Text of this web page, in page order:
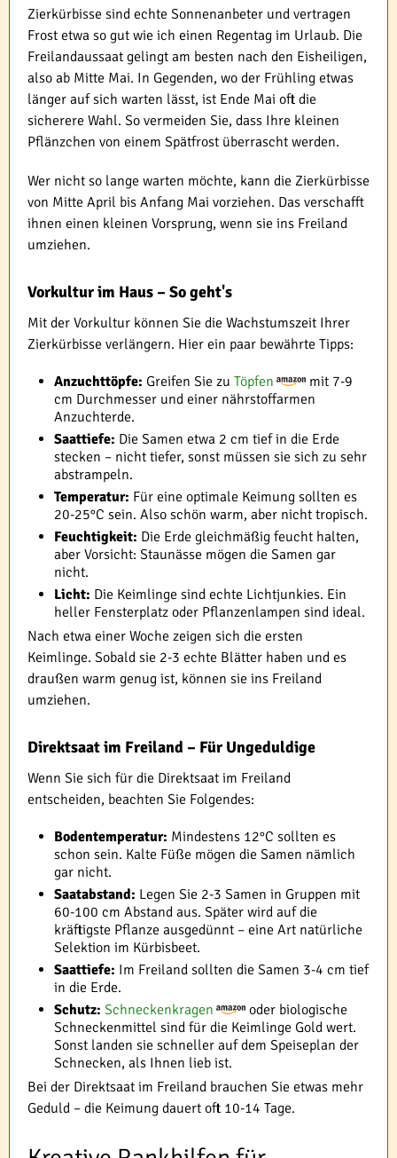
Zierkürbisse sind echte Sonnenanbeter und vertragen
Frost etwa so gut wie ich einen Regentag im Urlaub. Die
Freilandaussaat gelingt am besten nach den Eisheiligen,
also ab Mitte Mai. In Gegenden, wo der Frühling etwas
länger auf sich warten lässt, ist Ende Mai oft die
sicherere Wahl. So vermeiden Sie, dass Ihre kleinen
Pflänzchen von einem Spätfrost überrascht werden.
Wer nicht so lange warten möchte, kann die Zierkürbisse
von Mitte April bis Anfang Mai vorziehen. Das verschafft
ihnen einen kleinen Vorsprung, wenn sie ins Freiland
umziehen.
Vorkultur im Haus – So geht's
Mit der Vorkultur können Sie die Wachstumszeit Ihrer
Zierkürbisse verlängern. Hier ein paar bewährte Tipps:
Anzuchttöpfe: Greifen Sie zu Töpfen
mit 7-9
cm Durchmesser und einer nährstoffarmen
Anzuchterde.
Saattiefe: Die Samen etwa 2 cm tief in die Erde
stecken – nicht tiefer, sonst müssen sie sich zu sehr
abstrampeln.
Temperatur: Für eine optimale Keimung sollten es
20-25°C sein. Also schön warm, aber nicht tropisch.
Feuchtigkeit: Die Erde gleichmäßig feucht halten,
aber Vorsicht: Staunässe mögen die Samen gar
nicht.
Licht: Die Keimlinge sind echte Lichtjunkies. Ein
heller Fensterplatz oder Pflanzenlampen sind ideal.
Nach etwa einer Woche zeigen sich die ersten
Keimlinge. Sobald sie 2-3 echte Blätter haben und es
draußen warm genug ist, können sie ins Freiland
umziehen.
Direktsaat im Freiland – Für Ungeduldige
Wenn Sie sich für die Direktsaat im Freiland
entscheiden, beachten Sie Folgendes:
Bodentemperatur: Mindestens 12°C sollten es
schon sein. Kalte Füße mögen die Samen nämlich
gar nicht.
Saatabstand: Legen Sie 2-3 Samen in Gruppen mit
60-100 cm Abstand aus. Später wird auf die
kräftigste Pflanze ausgedünnt – eine Art natürliche
Selektion im Kürbisbeet.
Saattiefe: Im Freiland sollten die Samen 3-4 cm tief
in die Erde.
Schutz: Schneckenkragen
oder biologische
Schneckenmittel sind für die Keimlinge Gold wert.
Sonst landen sie schneller auf dem Speiseplan der
Schnecken, als Ihnen lieb ist.
Bei der Direktsaat im Freiland brauchen Sie etwas mehr
Geduld – die Keimung dauert oft 10-14 Tage.